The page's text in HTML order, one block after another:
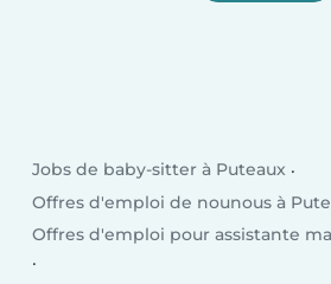
Jobs de baby-sitter à Puteaux
Offres d'emploi de nounous à
Offres d'emploi pour assistante